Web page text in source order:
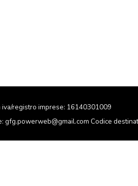
registro imprese: 16140301009
gfg.powerweb@gmail.com Codice